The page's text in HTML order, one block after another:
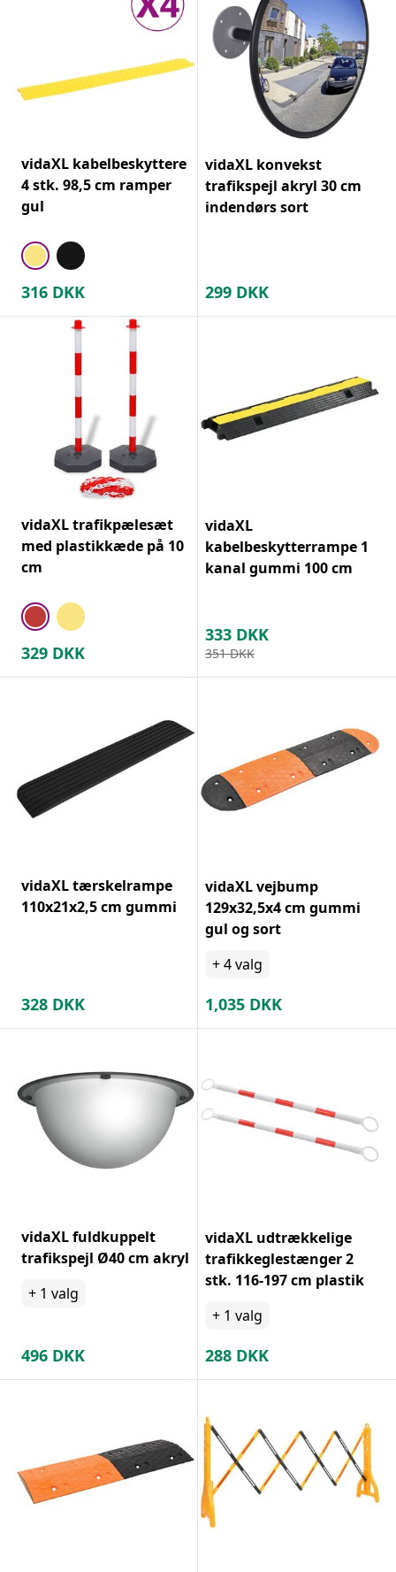
vidaXL kabelbeskyttere
4 stk. 98,5 cm ramper
gul
316 DKK
vidaXL konvekst
trafikspejl akryl 30 cm
indendørs sort
299 DKK
vidaXL trafikpælesæt
med plastikkæde på 10
cm
329 DKK
vidaXL
kabelbeskytterrampe 1
kanal gummi 100 cm
333 DKK
351 DKK
vidaXL tærskelrampe
110x21x2,5 cm gummi
328 DKK
vidaXL vejbump
129x32,5x4 cm gummi
gul og sort
+4valg
1,035 DKK
vidaXL fuldkuppelt
trafikspejl Ø40 cm akryl
+ 1 valg
496 DKK
vidaXL udtrækkelige
trafikkeglestænger 2
stk. 116-197 cm plastik
+ 1 valg
288 DKK